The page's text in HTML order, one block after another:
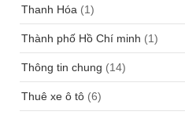
Thanh Hóa (1)
Thành phố Hồ Chí minh (1)
Thông tin chung (14)
Thuê xe ô tô (6)